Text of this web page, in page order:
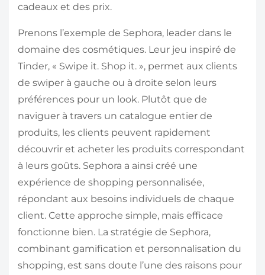
cadeaux et des prix.
Prenons l’exemple de Sephora, leader dans le
domaine des cosmétiques. Leur jeu inspiré de
Tinder, « Swipe it. Shop it. », permet aux clients
de swiper à gauche ou à droite selon leurs
préférences pour un look. Plutôt que de
naviguer à travers un catalogue entier de
produits, les clients peuvent rapidement
découvrir et acheter les produits correspondant
à leurs goûts. Sephora a ainsi créé une
expérience de shopping personnalisée,
répondant aux besoins individuels de chaque
client. Cette approche simple, mais efficace
fonctionne bien. La stratégie de Sephora,
combinant gamification et personnalisation du
shopping, est sans doute l’une des raisons pour